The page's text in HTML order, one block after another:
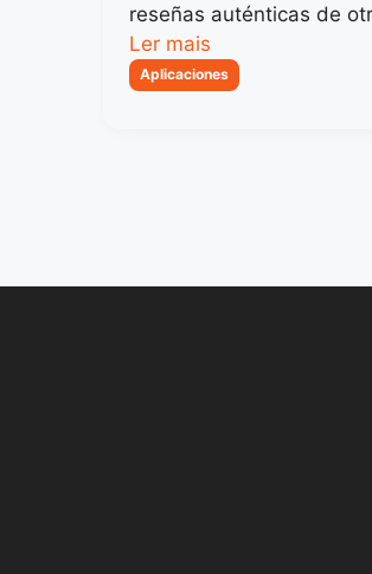
reseñas auténticas de
Ler mais
Categorias
Aplicaciones